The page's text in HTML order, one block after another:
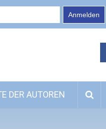
Anmelden
DER AUTOREN